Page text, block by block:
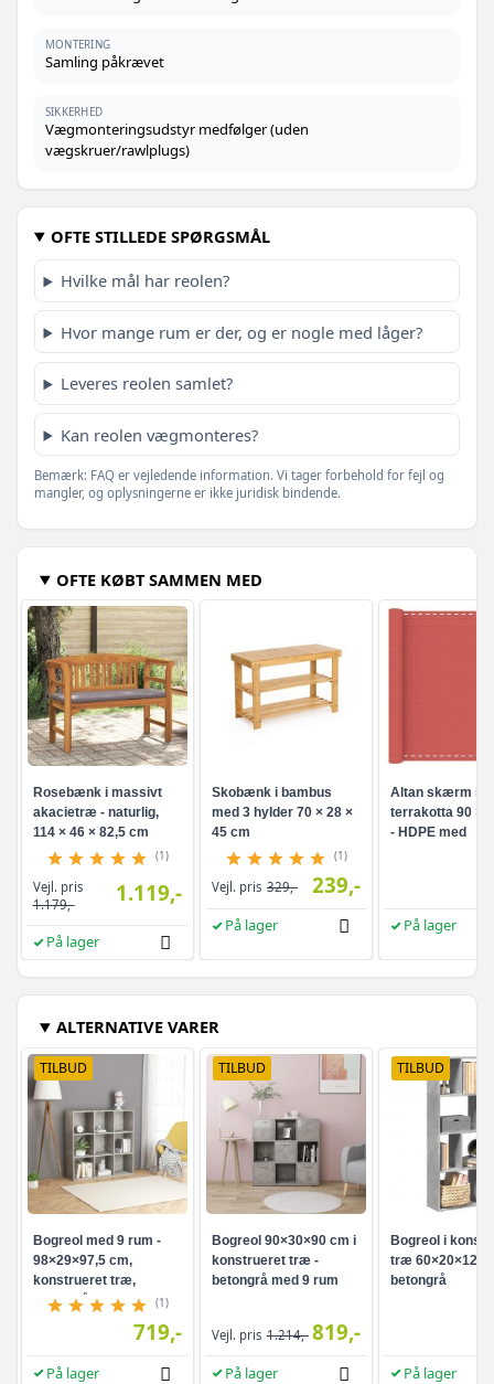
MONTERING
Samling påkrævet
SIKKERHED
Vægmonteringsudstyr medfølger (uden
vægskruer/rawlplugs)
OFTE STILLEDE SPØRGSMÅL
Hvilke mål har reolen?
Hvor mange rum er der, og er nogle med låger?
Leveres reolen samlet?
Kan reolen vægmonteres?
Bemærk: FAQ er vejledende information. Vi tager forbehold for fejl og
mangler, og oplysningerne er ikke juridisk bindende.
OFTE KØBT SAMMEN MED
Rosebænk i massivt
akacietræ - naturlig,
114 × 46 × 82,5 cm
(1)
Vejl. pris
1.179,-
1.119,-
På lager
Skobænk i bambus
med 3 hylder 70 × 28 ×
45 cm
(1)
Vejl. pris 329,- 239,-
På lager
Altan skærm i
terrakotta 90 ×
- HDPE med
På lager
ALTERNATIVE VARER
TILBUD
Bogreol med 9 rum -
98×29×97,5 cm,
konstrueret træ,
betongrå
(1)
719,-
På lager
TILBUD
Bogreol 90×30×90 cm i
konstrueret træ -
betongrå med 9 rum
Vejl. pris 1.214,- 819,-
På lager
TILBUD
Bogreol i
træ
betongrå
På lager